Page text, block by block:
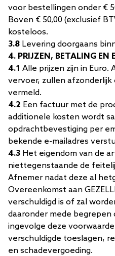
voor bestellingen onder €
Boven € 50,00 (exclusief
kosteloos.
3.8 Levering doorgaans
4. PRIJZEN, BETALING EN
4.1 Alle prijzen zijn in Euro.
vervoer, zullen
vermeld.
4.2 Een factuur met de
additionele kosten wordt
opdrachtbevestiging per
bekende e-mailadres
4.3 Het eigendom van de
niettegenstaande de
Afnemer nadat deze al
Overeenkomst aan
verschuldigd is of zal
daaronder mede
ingevolge deze
verschuldigde toeslagen,
en schadevergoeding.